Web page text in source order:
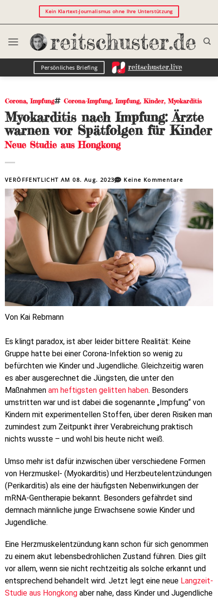
Kein Klartext-Journalismus ohne Ihre Unterstützung
Persönliches Briefing
Corona,Impfung Corona-Impfung,Impfung, Kinder, Myokarditis
Myokarditis nach Impfung: Ärzte
warnen vor Spätfolgen für Kinder
Neue Studie aus Hongkong
VERÖFFENTLICHT AM08. Aug. 2023 Keine Kommentare
Von Kai Rebmann
Es klingt paradox, ist aber leider bittere Realität: Keine
Gruppe hatte bei einer Corona-Infektion so wenig zu
befürchten wie Kinder und Jugendliche. Gleichzeitig waren
es aber ausgerechnet die Jüngsten, die unter den
Maßnahmen am heftigsten gelitten haben. Besonders
umstritten war und ist dabei die sogenannte „Impfung“ von
Kindern mit experimentellen Stoffen, über deren Risiken man
zumindest zum Zeitpunkt ihrer Verabreichung praktisch
nichts wusste – und wohl bis heute nicht weiß.
Umso mehr ist dafür inzwischen über verschiedene Formen
von Herzmuskel- (Myokarditis) und Herzbeutelentzündungen
(Perikarditis) als eine der häufigsten Nebenwirkungen der
mRNA-Gentherapie bekannt. Besonders gefährdet sind
demnach männliche junge Erwachsene sowie Kinder und
Jugendliche.
Eine Herzmuskelentzündung kann schon für sich genommen
zu einem akut lebensbedrohlichen Zustand führen. Dies gilt
vor allem, wenn sie nicht rechtzeitig als solche erkannt und
entsprechend behandelt wird. Jetzt legt eine neue Langzeit-
Studie aus Hongkong aber nahe, dass Kinder und Jugendliche